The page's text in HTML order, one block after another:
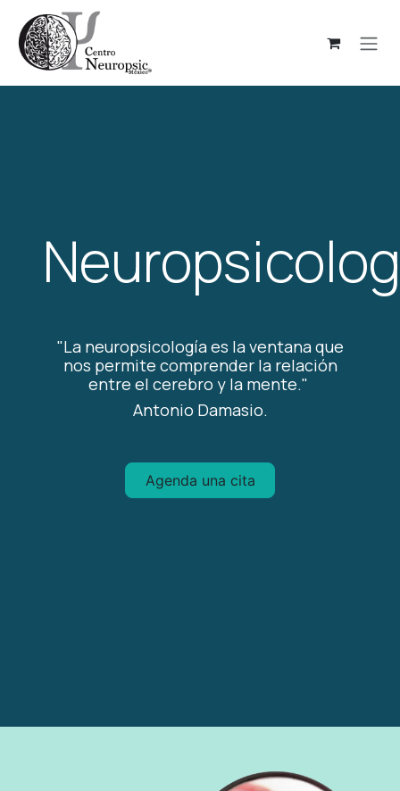
Ir al contenido
"La neuropsicología es la ventana que
nos permite comprender la relación
entre el cerebro y la mente."
Antonio Damasio.
Agenda una cita